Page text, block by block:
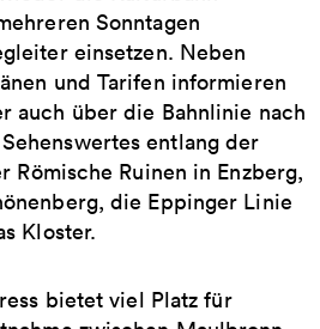
Sonntagen
einsetzen. Neben
und Tarifen informieren
auch über die Bahnlinie nach
entlang der
Römische Ruinen in Enzberg,
die Eppinger Linie
Kloster.
bietet viel Platz für